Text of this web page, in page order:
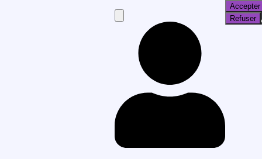
Toggle
Accepter
Refuser